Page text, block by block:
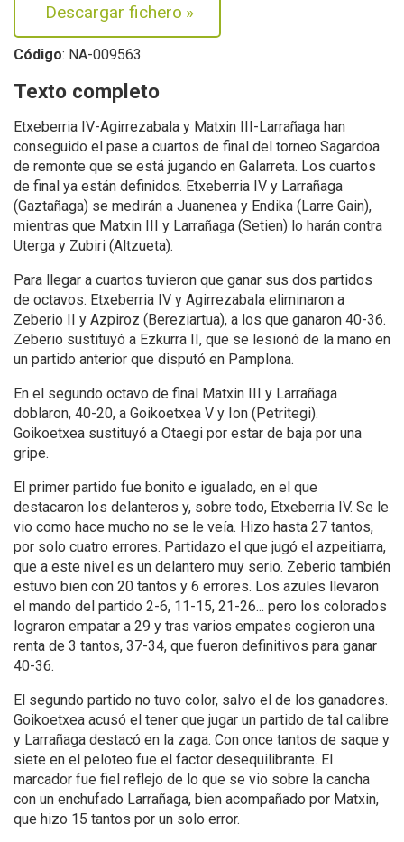
Descargar fichero »
Código: NA-009563
Texto completo
Etxeberria IV-Agirrezabala y Matxin III-Larrañaga han
conseguido el pase a cuartos de final del torneo Sagardoa
de remonte que se está jugando en Galarreta. Los cuartos
de final ya están definidos. Etxeberria IV y Larrañaga
(Gaztañaga) se medirán a Juanenea y Endika (Larre Gain),
mientras que Matxin III y Larrañaga (Setien) lo harán contra
Uterga y Zubiri (Altzueta).
Para llegar a cuartos tuvieron que ganar sus dos partidos
de octavos. Etxeberria IV y Agirrezabala eliminaron a
Zeberio II y Azpiroz (Bereziartua), a los que ganaron 40-36.
Zeberio sustituyó a Ezkurra II, que se lesionó de la mano en
un partido anterior que disputó en Pamplona.
En el segundo octavo de final Matxin III y Larrañaga
doblaron, 40-20, a Goikoetxea V y Ion (Petritegi).
Goikoetxea sustituyó a Otaegi por estar de baja por una
gripe.
El primer partido fue bonito e igualado, en el que
destacaron los delanteros y, sobre todo, Etxeberria IV. Se le
vio como hace mucho no se le veía. Hizo hasta 27 tantos,
por solo cuatro errores. Partidazo el que jugó el azpeitiarra,
que a este nivel es un delantero muy serio. Zeberio también
estuvo bien con 20 tantos y 6 errores. Los azules llevaron
el mando del partido 2-6, 11-15, 21-26... pero los colorados
lograron empatar a 29 y tras varios empates cogieron una
renta de 3 tantos, 37-34, que fueron definitivos para ganar
40-36.
El segundo partido no tuvo color, salvo el de los ganadores.
Goikoetxea acusó el tener que jugar un partido de tal calibre
y Larrañaga destacó en la zaga. Con once tantos de saque y
siete en el peloteo fue el factor desequilibrante. El
marcador fue fiel reflejo de lo que se vio sobre la cancha
con un enchufado Larrañaga, bien acompañado por Matxin,
que hizo 15 tantos por un solo error.